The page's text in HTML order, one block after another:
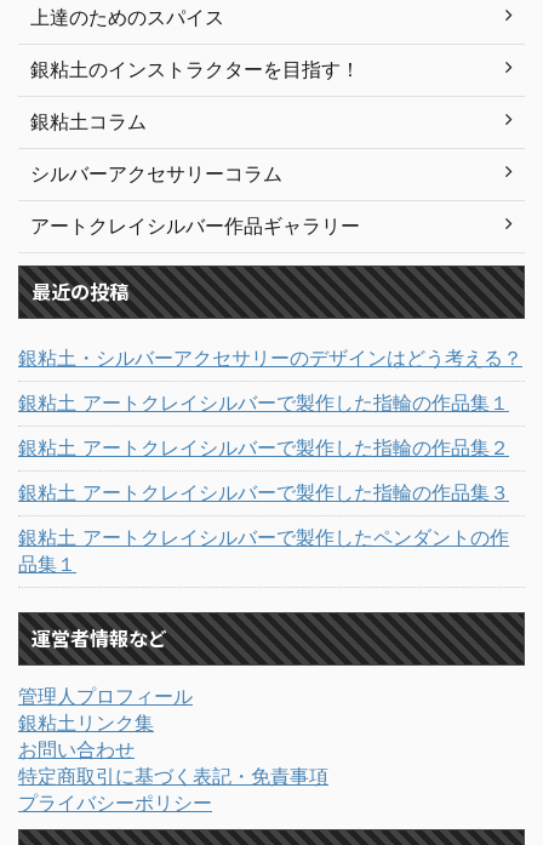
上達のためのスパイス
銀粘土のインストラクターを目指す！
銀粘土コラム
シルバーアクセサリーコラム
アートクレイシルバー作品ギャラリー
最近の投稿
銀粘土・シルバーアクセサリーのデザインはどう考える？
銀粘土 アートクレイシルバーで製作した指輪の作品集１
銀粘土 アートクレイシルバーで製作した指輪の作品集２
銀粘土 アートクレイシルバーで製作した指輪の作品集３
銀粘土 アートクレイシルバーで製作したペンダントの作
品集１
運営者情報など
管理人プロフィール
銀粘土リンク集
お問い合わせ
特定商取引に基づく表記・免責事項
プライバシーポリシー